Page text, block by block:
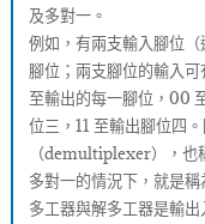
及多對一。
例如，有兩支輸入腳位
腳位；兩支腳位的輸入
至輸出的每一腳位，00
位三，11 至輸出腳位四
（demultiplexer），也
多對一的情況下，就是
多工器與解多工器是輸